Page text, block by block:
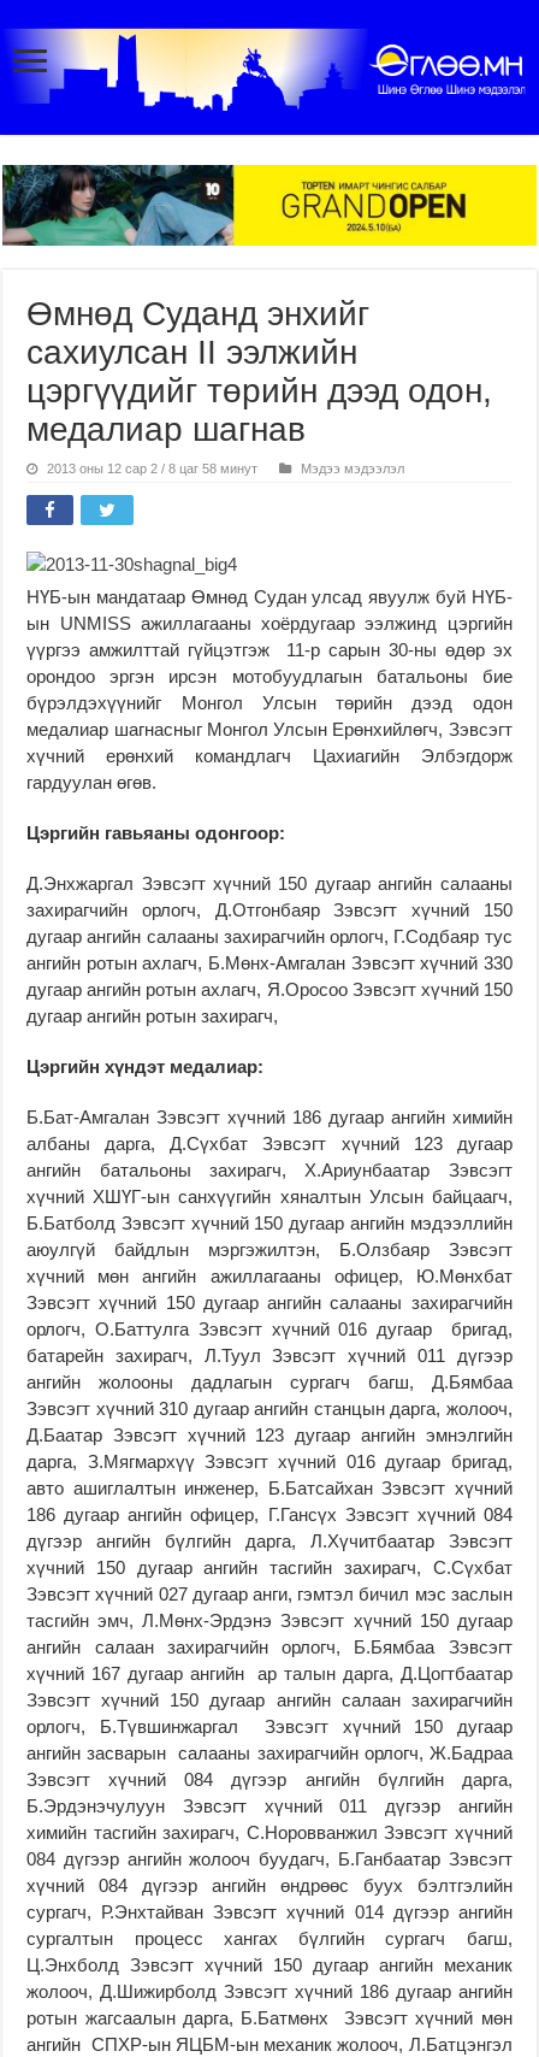
Өмнөд Суданд энхийг
сахиулсан II ээлжийн
цэргүүдийг төрийн дээд одон,
медалиар шагнав
2013 оны 12 сар 2 / 8 цаг 58 минут Мэдээ мэдээлэл
НҮБ-ын мандатаар Өмнөд Судан улсад явуулж буй НҮБ-
ын UNMISS ажиллагааны хоёрдугаар ээлжинд цэргийн
үүргээ амжилттай гүйцэтгэж 11-р сарын 30-ны өдөр эх
орондоо эргэн ирсэн мотобуудлагын батальоны бие
бүрэлдэхүүнийг Монгол Улсын төрийн дээд одон
медалиар шагнасныг Монгол Улсын Ерөнхийлөгч, Зэвсэгт
хүчний ерөнхий командлагч Цахиагийн Элбэгдорж
гардуулан өгөв.
Цэргийн гавьяаны одонгоор:
Д.Энхжаргал Зэвсэгт хүчний 150 дугаар ангийн салааны
захирагчийн орлогч, Д.Отгонбаяр Зэвсэгт хүчний 150
дугаар ангийн салааны захирагчийн орлогч, Г.Содбаяр тус
ангийн ротын ахлагч, Б.Мөнх-Амгалан Зэвсэгт хүчний 330
дугаар ангийн ротын ахлагч, Я.Оросоо Зэвсэгт хүчний 150
дугаар ангийн ротын захирагч,
Цэргийн хүндэт медалиар:
Б.Бат-Амгалан Зэвсэгт хүчний 186 дугаар ангийн химийн
албаны дарга, Д.Сүхбат Зэвсэгт хүчний 123 дугаар
ангийн батальоны захирагч, Х.Ариунбаатар Зэвсэгт
хүчний ХШҮГ-ын санхүүгийн хяналтын Улсын байцаагч,
Б.Батболд Зэвсэгт хүчний 150 дугаар ангийн мэдээллийн
аюулгүй байдлын мэргэжилтэн, Б.Олзбаяр Зэвсэгт
хүчний мөн ангийн ажиллагааны офицер, Ю.Мөнхбат
Зэвсэгт хүчний 150 дугаар ангийн салааны захирагчийн
орлогч, О.Баттулга Зэвсэгт хүчний 016 дугаар бригад,
батарейн захирагч, Л.Туул Зэвсэгт хүчний 011 дүгээр
ангийн жолооны дадлагын сургагч багш, Д.Бямбаа
Зэвсэгт хүчний 310 дугаар ангийн станцын дарга, жолооч,
Д.Баатар Зэвсэгт хүчний 123 дугаар ангийн эмнэлгийн
дарга, З.Мягмархүү Зэвсэгт хүчний 016 дугаар бригад,
авто ашиглалтын инженер, Б.Батсайхан Зэвсэгт хүчний
186 дугаар ангийн офицер, Г.Гансүх Зэвсэгт хүчний 084
дүгээр ангийн бүлгийн дарга, Л.Хүчитбаатар Зэвсэгт
хүчний 150 дугаар ангийн тасгийн захирагч, С.Сүхбат
Зэвсэгт хүчний 027 дугаар анги, гэмтэл бичил мэс заслын
тасгийн эмч, Л.Мөнх-Эрдэнэ Зэвсэгт хүчний 150 дугаар
ангийн салаан захирагчийн орлогч, Б.Бямбаа Зэвсэгт
хүчний 167 дугаар ангийн ар талын дарга, Д.Цогтбаатар
Зэвсэгт хүчний 150 дугаар ангийн салаан захирагчийн
орлогч, Б.Түвшинжаргал Зэвсэгт хүчний 150 дугаар
ангийн засварын салааны захирагчийн орлогч, Ж.Бадраа
Зэвсэгт хүчний 084 дүгээр ангийн бүлгийн дарга,
Б.Эрдэнэчулуун Зэвсэгт хүчний 011 дүгээр ангийн
химийн тасгийн захирагч, С.Норовванжил Зэвсэгт хүчний
084 дүгээр ангийн жолооч буудагч, Б.Ганбаатар Зэвсэгт
хүчний 084 дүгээр ангийн өндрөөс буух бэлтгэлийн
сургагч, Р.Энхтайван Зэвсэгт хүчний 014 дүгээр ангийн
сургалтын процесс хангах бүлгийн сургагч багш,
Ц.Энхболд Зэвсэгт хүчний 150 дугаар ангийн механик
жолооч, Д.Шижирболд Зэвсэгт хүчний 186 дугаар ангийн
ротын жагсаалын дарга, Б.Батмөнх Зэвсэгт хүчний мөн
ангийн СПХР-ын ЯЦБМ-ын механик жолооч, Л.Батцэнгэл